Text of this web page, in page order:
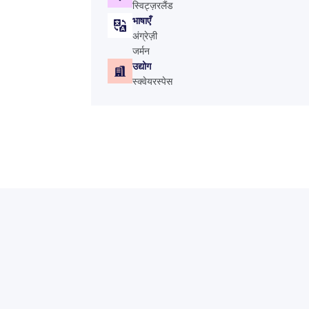
स्विट्ज़रलैंड
भाषाएँ
अंग्रेज़ी
जर्मन
उद्योग
स्क्वेयरस्पेस